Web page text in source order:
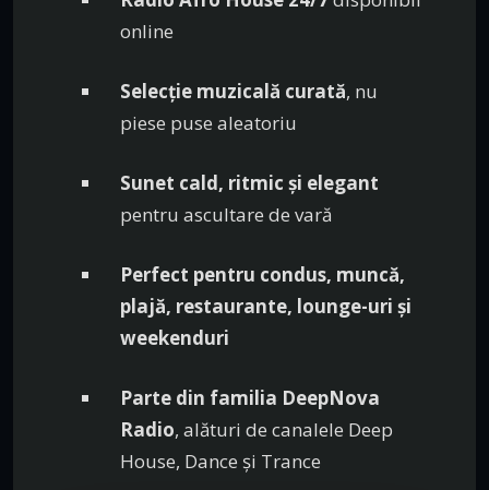
online
Selecție muzicală curată, nu
piese puse aleatoriu
Sunet cald, ritmic și elegant
pentru ascultare de vară
Perfect pentru condus, muncă,
plajă, restaurante, lounge-uri și
weekenduri
Parte din familia DeepNova
Radio, alături de canalele Deep
House, Dance și Trance